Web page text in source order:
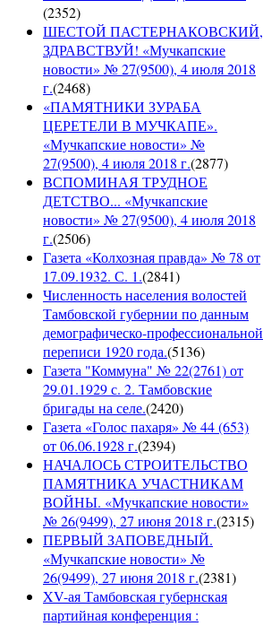
(2352)
ШЕСТОЙ ПАСТЕРНАКОВСКИЙ,
ЗДРАВСТВУЙ! «Мучкапские
новости» № 27(9500), 4 июля 2018
г.(2468)
«ПАМЯТНИКИ ЗУРАБА
ЦЕРЕТЕЛИ В МУЧКАПЕ».
«Мучкапские новости» №
27(9500), 4 июля 2018 г.(2877)
ВСПОМИНАЯ ТРУДНОЕ
ДЕТСТВО... «Мучкапские
новости» № 27(9500), 4 июля 2018
г.(2506)
Газета «Колхозная правда» № 78 от
17.09.1932. С. 1.(2841)
Численность населения волостей
Тамбовской губернии по данным
демографическо-профессиональной
переписи 1920 года.(5136)
Газета "Коммуна" № 22(2761) от
29.01.1929 с. 2. Тамбовские
бригады на селе.(2420)
Газета «Голос пахаря» № 44 (653)
от 06.06.1928 г.(2394)
НАЧАЛОСЬ СТРОИТЕЛЬСТВО
ПАМЯТНИКА УЧАСТНИКАМ
ВОЙНЫ. «Мучкапские новости»
№ 26(9499), 27 июня 2018 г.(2315)
ПЕРВЫЙ ЗАПОВЕДНЫЙ.
«Мучкапские новости» №
26(9499), 27 июня 2018 г.(2381)
XV-ая Тамбовская губернская
партийная конференция :